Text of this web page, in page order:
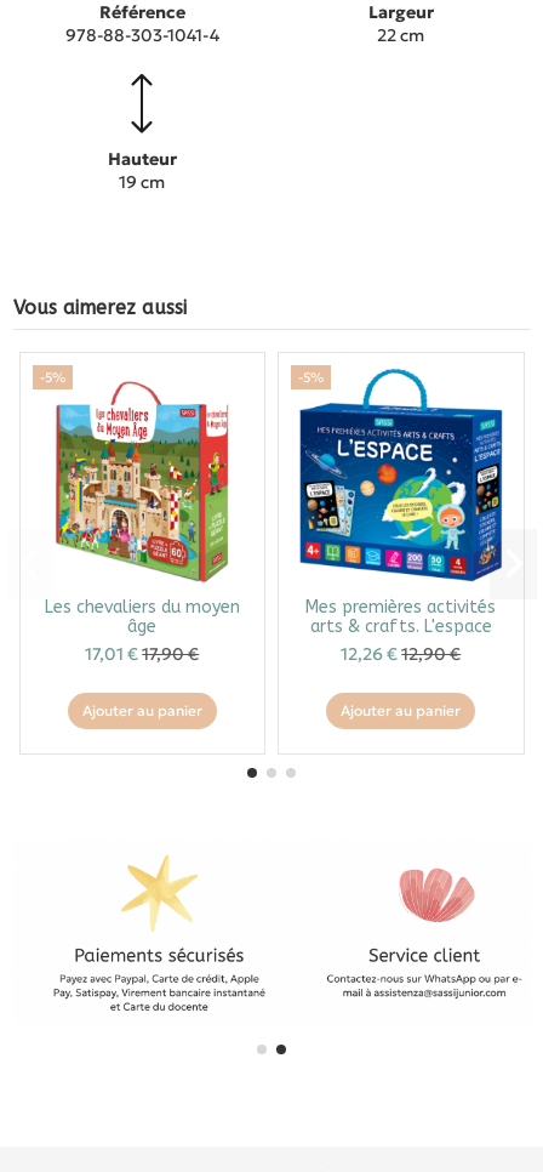
Référence
978-88-303-1041-4
Largeur
22 cm
Hauteur
19 cm
Vous aimerez aussi
-5%
Les chevaliers du moyen
âge
17,01 €17,90 €
Ajouter au panier
-5%
Mes premières activités
arts & crafts. L'espace
12,26 €12,90 €
Ajouter au panier